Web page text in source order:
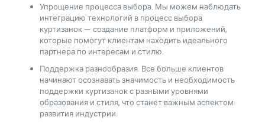
Упрощение процесса выбора. Мы можем наблюдать
интеграцию технологий в процесс выбора
куртизанок — создание платформ и приложений,
которые помогут клиентам находить идеального
партнера по интересам и стилю.
Поддержка разнообразия. Все больше клиентов
начинают осознавать значимость и необходимость
поддержки куртизанок с разными уровнями
образования и стиля, что станет важным аспектом
развития индустрии.